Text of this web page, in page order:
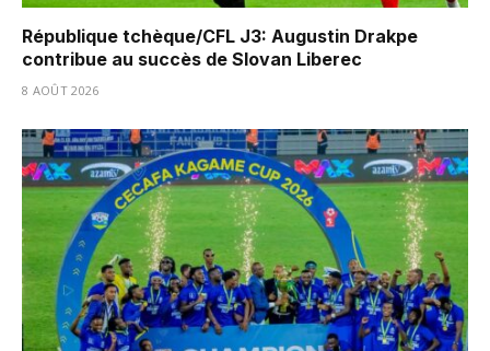
République tchèque/CFL J3: Augustin Drakpe
contribue au succès de Slovan Liberec
8 AOÛT 2026